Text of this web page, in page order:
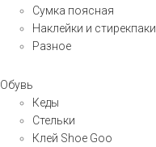
Сумка поясная
Наклейки и стирекпаки
Разное
Обувь
Кеды
Стельки
Клей Shoe Goo